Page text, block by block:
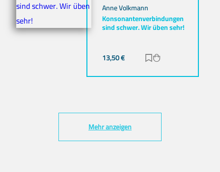
Anne Volkmann
Konsonantenverbindungen
sind schwer. Wir üben sehr!
13,50€ Zur Merkliste
Mehr anzeigen